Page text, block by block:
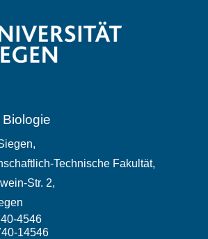
Biologie
Technische Fakultät,
Str. 2,
4546
14546